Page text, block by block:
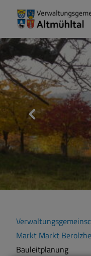
Grußwort
Kontakt
Zahlen
Geschichte
Markt Markt
Bauleitplanung